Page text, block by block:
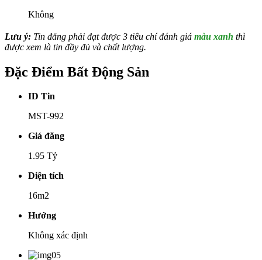
Không
Lưu ý: Tin đăng phải đạt được 3 tiêu chí đánh giá màu xanh thì
được xem là tin đầy đủ và chất lượng.
Đặc Điểm Bất Động Sản
ID Tin
MST-992
Giá đăng
1.95 Tỷ
Diện tích
16m2
Hướng
Không xác định